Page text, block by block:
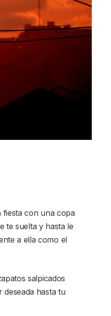
fiesta con una copa
te suelta y hasta le
a ella como el
salpicados
hasta tu